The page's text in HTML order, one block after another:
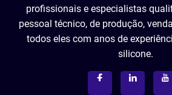
profissionais e especialistas
pessoal técnico, de produção,
todos eles com anos de
silicone.